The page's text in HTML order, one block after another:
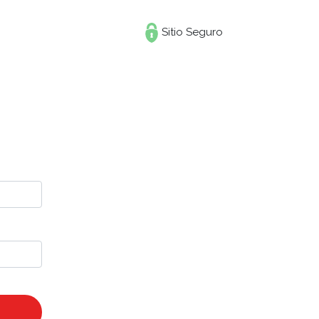
Sitio Seguro